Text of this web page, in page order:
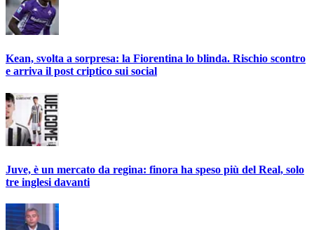
Kean, svolta a sorpresa: la Fiorentina lo blinda. Rischio scontro
e arriva il post criptico sui social
Juve, è un mercato da regina: finora ha speso più del Real, solo
tre inglesi davanti